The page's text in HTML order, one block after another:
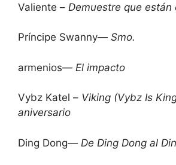
Valiente – Demuestre que están
Príncipe Swanny— Smo.
armenios— El impacto
Vybz Katel – Viking (Vybz Is
aniversario
Ding Dong— De Ding Dong al